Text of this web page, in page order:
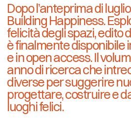
Dopo l’anteprima di
Building Happiness.
felicità degli spazi, edito
è finalmente disponibile
e in open access. Il
anno di ricerca che
diverse per suggerire
progettare, costruire e
luoghi felici.